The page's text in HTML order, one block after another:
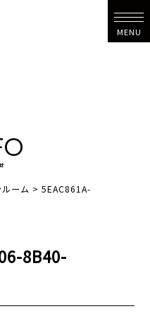
MENU
ーム >5EAC861A-
8B40-